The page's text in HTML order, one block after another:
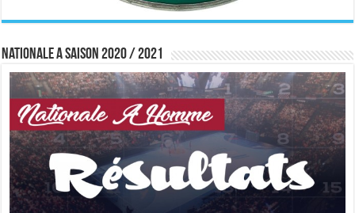
Nationale A saison 2020 / 2021